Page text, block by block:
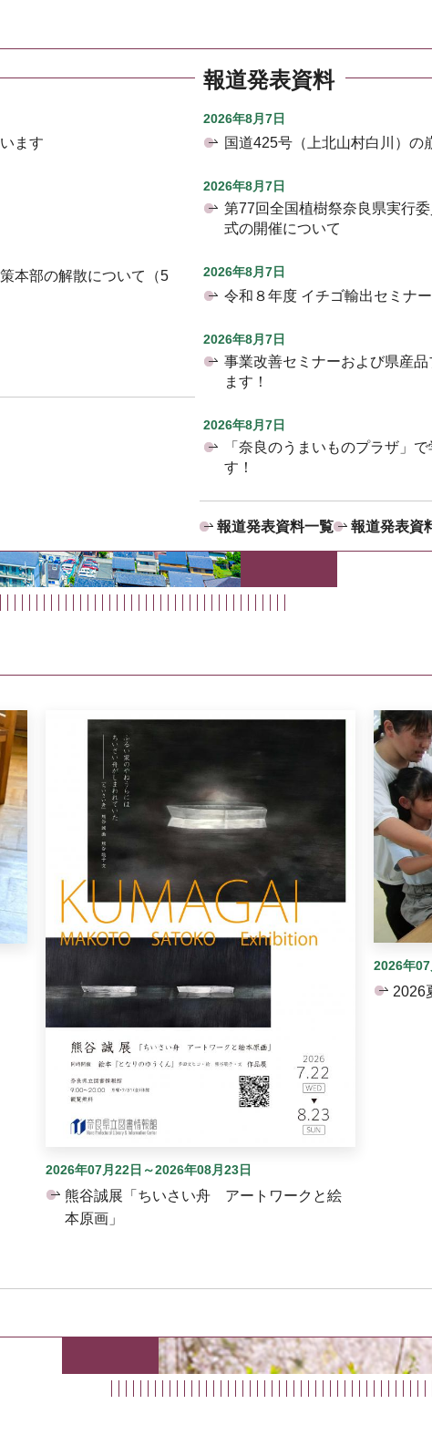
ます
本部の解散について（5
報道発表資料
2026年8月7日
国道425号（上北山村白川）の
2026年8月7日
第77回全国植樹祭奈良県実行
式の開催について
2026年8月7日
令和８年度 イチゴ輸出セミナ
2026年8月7日
事業改善セミナーおよび県産
ます！
2026年8月7日
「奈良のうまいものプラザ」
す！
報道発表資料一覧 報道発表資
2026年07月22日～2026年08月23日
熊谷誠展「ちいさい舟 アートワークと絵
本原画」
2026年
2026